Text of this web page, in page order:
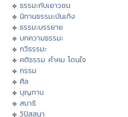
ธรรมะกับเยาวชน
นิทานธรรมะบันเทิง
ธรรมะบรรยาย
บทความธรรมะ
กวีธรรมะ
คติธรรม คำคม โดนใจ
กรรม
ศีล
บุญทาน
สมาธิ
วิปัสสนา